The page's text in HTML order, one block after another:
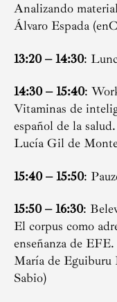
Analizando
Álvaro Espada
13:20 – 14:30:
14:30 – 15:40:
Vitaminas de
español de la salud.
Lucía Gil de
15:40 – 15:50:
15:50 – 16:30:
El corpus como
enseñanza de EFE.
María de
Sabio)